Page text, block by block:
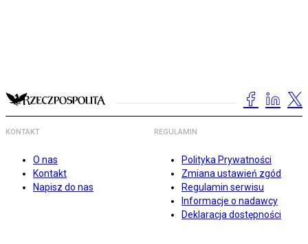
KONTAKT
O nas
Kontakt
Napisz do nas
REGULAMIN
Polityka Prywatności
Zmiana ustawień zgód
Regulamin serwisu
Informacje o nadawcy
Deklaracja dostępności